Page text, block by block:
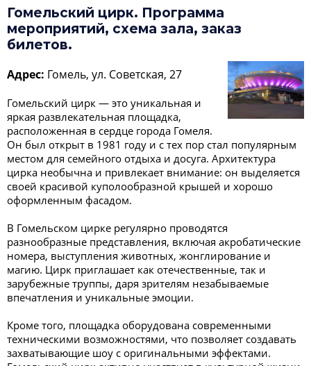
Гомельский цирк. Программа
мероприятий, схема зала, заказ
билетов.
Адрес: Гомель, ул. Советская, 27
Гомельский цирк — это уникальная и
яркая развлекательная площадка,
расположенная в сердце города Гомеля.
Он был открыт в 1981 году и с тех пор стал популярным
местом для семейного отдыха и досуга. Архитектура
цирка необычна и привлекает внимание: он выделяется
своей красивой куполообразной крышей и хорошо
оформленным фасадом.
В Гомельском цирке регулярно проводятся
разнообразные представления, включая акробатические
номера, выступления животных, жонглирование и
магию. Цирк приглашает как отечественные, так и
зарубежные труппы, даря зрителям незабываемые
впечатления и уникальные эмоции.
Кроме того, площадка оборудована современными
техническими возможностями, что позволяет создавать
захватывающие шоу с оригинальными эффектами.